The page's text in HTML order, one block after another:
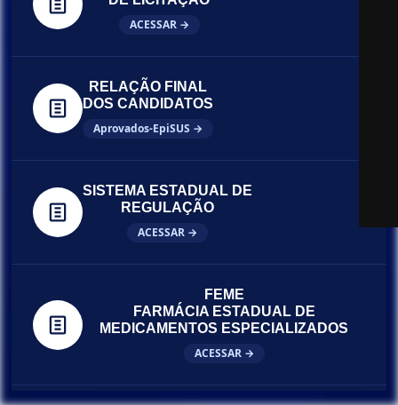
ACESSAR →
RELAÇÃO FINAL
DOS CANDIDATOS
Aprovados-EpiSUS →
SISTEMA ESTADUAL DE
REGULAÇÃO
ACESSAR →
FEME
FARMÁCIA ESTADUAL DE
MEDICAMENTOS ESPECIALIZADOS
ACESSAR →